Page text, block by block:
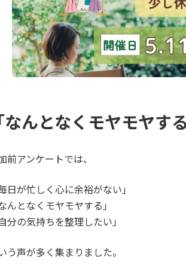
なんとなくモヤモヤす
前アンケートでは、
毎日が忙しく心に余裕がない」
なんとなくモヤモヤする」
自分の気持ちを整理したい」
う声が多く集まりました。